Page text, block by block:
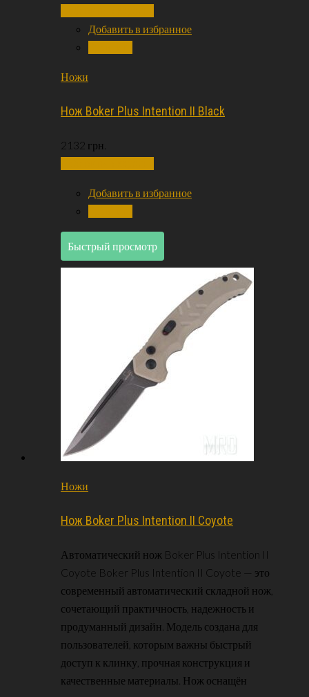
Добавить в избранное
Ножи
Нож Boker Plus Intention II Black
2132 грн.
Добавить в избранное
Быстрый просмотр
Ножи
Нож Boker Plus Intention II Coyote
Автоматический нож Boker Plus Intention II
Coyote Boker Plus Intention II Coyote — это
современный автоматический складной нож,
сочетающий практичность, надежность и
продуманный дизайн. Модель создана для
пользователей, которым важны быстрый
доступ к клинку, прочная конструкция и
качественные материалы. Нож оснащён